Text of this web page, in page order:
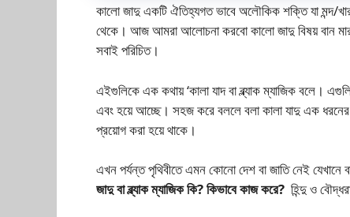
কালো জাদু একটি ঐতিহ্যগত ভাবে অলৌকিক শক্তি যা মন্দ/
থেকে। আজ আমরা আলোচনা করবো কালো জাদু বিষয় বান
সবাই পরিচিত।
এইগুলিকে এক কথায় ‘কালা যাদ বা ব্ল্যাক ম্যাজিক বলে।
এবং হয়ে আচ্ছে। সহজ করে বললে বলা কালা যাদু এক ধরনের
প্রয়োগ করা হয়ে থাকে।
এখন পর্যন্ত পৃথিবীতে এমন কোনো দেশ বা জাতি নেই যেখানে
জাদু বা ব্ল্যাক ম্যাজিক কি? কিভাবে কাজ করে? হিন্দু ও